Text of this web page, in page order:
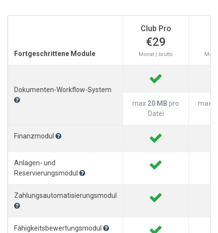
Fortgeschrittene Module
Club Pro
€29
Monat | brutto
Dokumenten-Workflow-System
max 20 MB pro
Datei
max
Finanzmodul
Anlagen- und
Reservierungsmodul
Zahlungsautomatisierungsmodul
Fähigkeitsbewertungsmodul